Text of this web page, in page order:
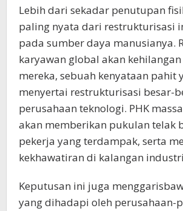
Lebih dari sekadar penutupan
paling nyata dari restrukturisasi
pada sumber daya manusianya.
karyawan global akan
mereka, sebuah kenyataan pahit
menyertai restrukturisasi besar-
perusahaan teknologi. PHK
akan memberikan pukulan telak
pekerja yang terdampak, serta
kekhawatiran di kalangan
Keputusan ini juga
yang dihadapi oleh perusahaan-